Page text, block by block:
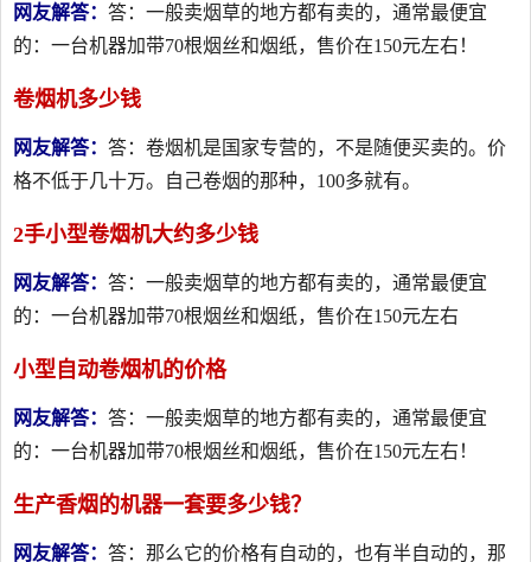
网友解答： 答：一般卖烟草的地方都有卖的，通常最便宜
的：一台机器加带70根烟丝和烟纸，售价在150元左右！
卷烟机多少钱
网友解答： 答：卷烟机是国家专营的，不是随便买卖的。价
格不低于几十万。自己卷烟的那种，100多就有。
2手小型卷烟机大约多少钱
网友解答： 答：一般卖烟草的地方都有卖的，通常最便宜
的：一台机器加带70根烟丝和烟纸，售价在150元左右
小型自动卷烟机的价格
网友解答： 答：一般卖烟草的地方都有卖的，通常最便宜
的：一台机器加带70根烟丝和烟纸，售价在150元左右！
生产香烟的机器一套要多少钱？
网友解答： 答：那么它的价格有自动的，也有半自动的，那